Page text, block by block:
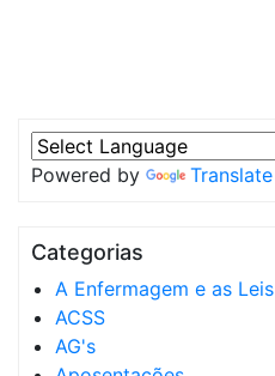
Powered by Translate
Categorias
A Enfermagem e as Leis
ACSS
AG's